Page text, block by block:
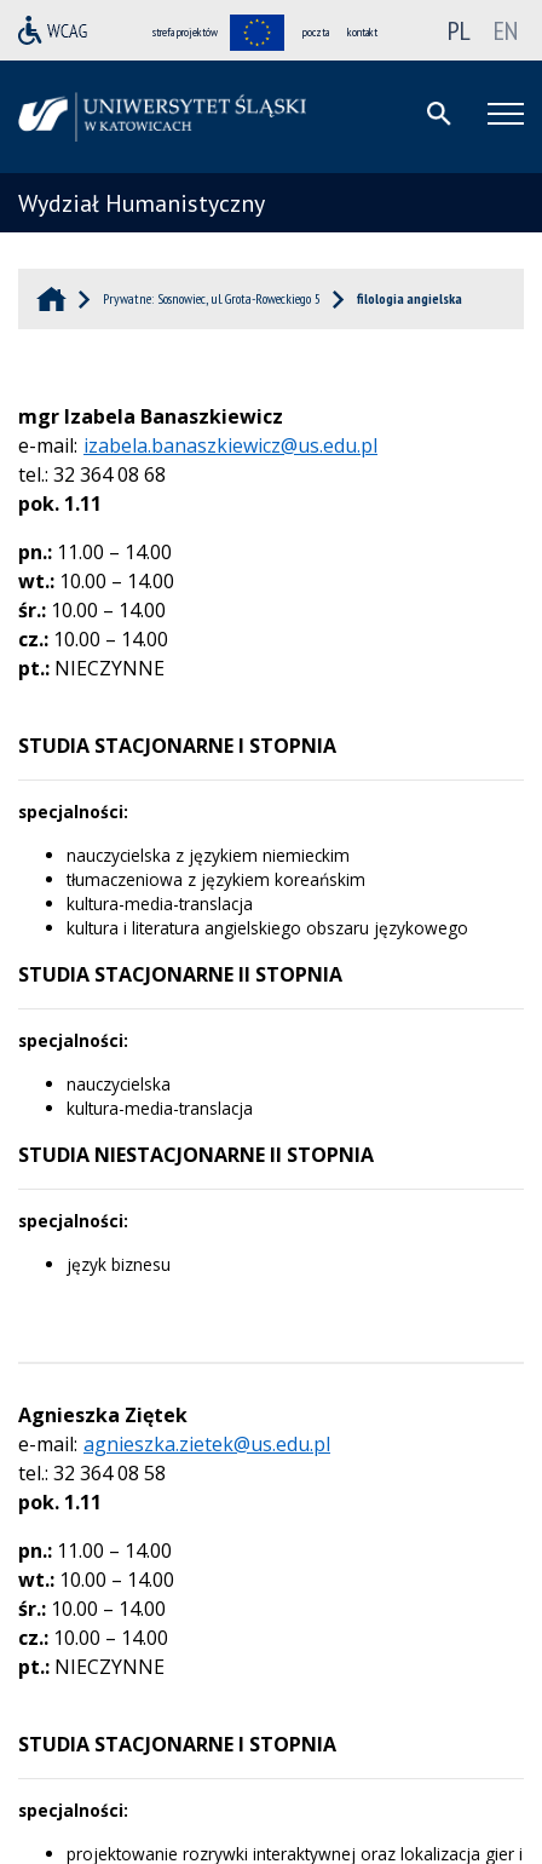
strefa projektów poczta kontakt PL EN
Wydział Humanistyczny
Prywatne: Sosnowiec, ul. Grota-Roweckiego 5 filologia angielska
mgr Izabela Banaszkiewicz
e-mail: izabela.banaszkiewicz@us.edu.pl
tel.: 32 364 08 68
pok. 1.11
pn.: 11.00 – 14.00
wt.: 10.00 – 14.00
śr.: 10.00 – 14.00
cz.: 10.00 – 14.00
pt.: NIECZYNNE
STUDIA STACJONARNE I STOPNIA
specjalności:
nauczycielska z językiem niemieckim
tłumaczeniowa z językiem koreańskim
kultura-media-translacja
kultura i literatura angielskiego obszaru językowego
STUDIA STACJONARNE II STOPNIA
specjalności:
nauczycielska
kultura-media-translacja
STUDIA NIESTACJONARNE II STOPNIA
specjalności:
język biznesu
Agnieszka Ziętek
e-mail: agnieszka.zietek@us.edu.pl
tel.: 32 364 08 58
pok. 1.11
pn.: 11.00 – 14.00
wt.: 10.00 – 14.00
śr.: 10.00 – 14.00
cz.: 10.00 – 14.00
pt.: NIECZYNNE
STUDIA STACJONARNE I STOPNIA
specjalności:
projektowanie rozrywki interaktywnej oraz lokalizacja gier i